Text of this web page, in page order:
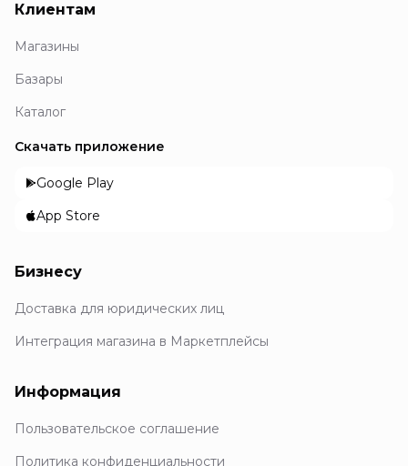
Клиентам
Магазины
Базары
Каталог
Скачать приложение
Google Play
App Store
Бизнесу
Доставка для юридических лиц
Интеграция магазина в Маркетплейсы
Информация
Пользовательское соглашение
Политика конфиденциальности